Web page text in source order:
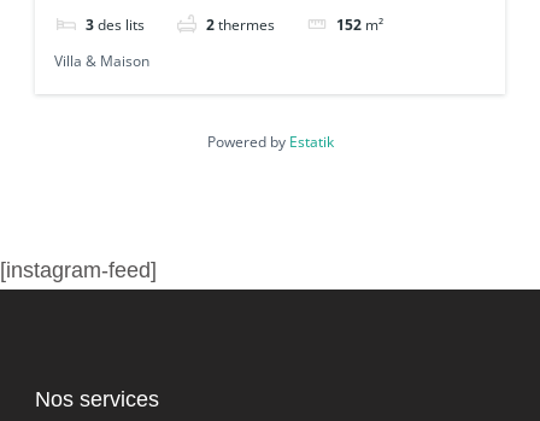
3 des lits 2 thermes 152 m²
Villa & Maison
Powered by Estatik
[instagram-feed]
Nos services